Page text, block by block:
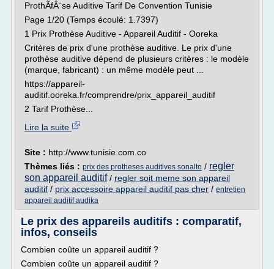
ProthÃfÂ¨se Auditive Tarif De Convention Tunisie
Page 1/20 (Temps écoulé: 1.7397)
1 Prix Prothèse Auditive - Appareil Auditif - Ooreka
Critères de prix d'une prothèse auditive. Le prix d'une
prothèse auditive dépend de plusieurs critères : le modèle
(marque, fabricant) : un même modèle peut ...
https://appareil-
auditif.ooreka.fr/comprendre/prix_appareil_auditif
2 Tarif Prothèse...
Lire la suite
Site : http://www.tunisie.com.co
Thèmes liés : prix des protheses auditives sonalto / regler
son appareil auditif/ regler soit meme son appareil
auditif / prix accessoire appareil auditif pas cher / entretien
appareil auditif audika
Le prix des appareils auditifs : comparatif,
infos, conseils
Combien coûte un appareil auditif ?
Combien coûte un appareil auditif ?